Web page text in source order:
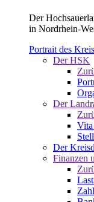
Der
in Nordrhein-
Portrait des
Der HSK
Der
Vita
Der
Finanzen